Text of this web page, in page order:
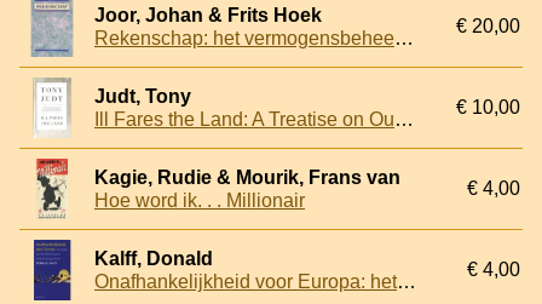
Joor, Johan & Frits Hoek
Rekenschap: het vermogensbeheer van de Joodse oorlogswezen
€ 20,00
Judt, Tony
Ill Fares the Land: A Treatise on Our Present Discontents
€ 10,00
Kagie, Rudie & Mourik, Frans van
Hoe word ik. . . Millionair
€ 4,00
Kalff, Donald
Onafhankelijkheid voor Europa: het einde van het Amerikaanse ondernemingsmodel
€ 4,00